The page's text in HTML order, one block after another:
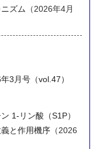
ズム （2026年4月
3月号（vol.47）
1-リン酸（S1P）
と作用機序（2026